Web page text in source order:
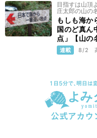
目指すは山頂
庄太郎の山の
もしも海か
国のど真ん
点」【山の
連載 8/2